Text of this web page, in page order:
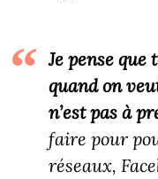
Je pense
quand on
n’est pas à
faire pour
réseaux,